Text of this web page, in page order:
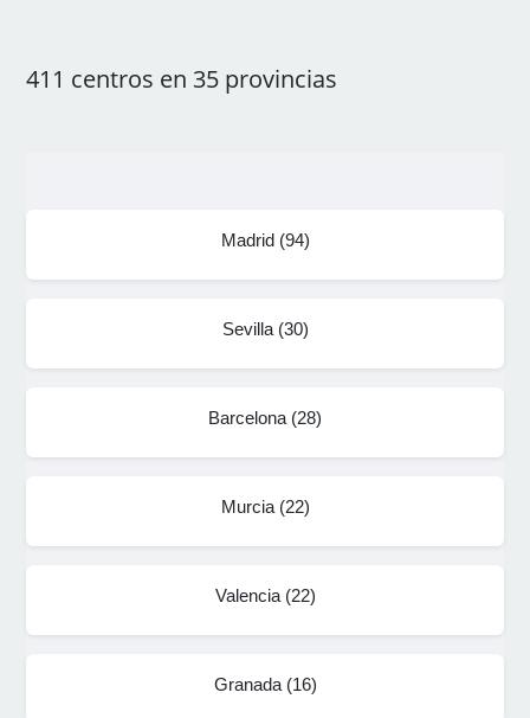
411 centros en 35 provincias
Madrid(94)
Sevilla(30)
Barcelona (28)
Murcia(22)
Valencia(22)
Granada(16)